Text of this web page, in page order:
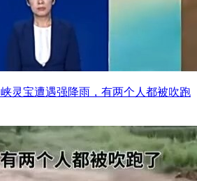
灵宝遭遇强降雨，有两个人都被吹跑